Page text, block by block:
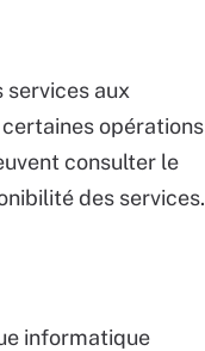
services aux
opérations
consulter le
des services.
informatique